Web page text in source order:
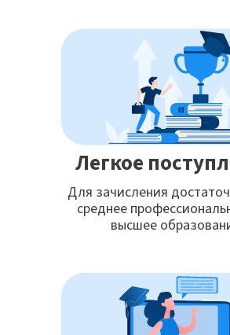
Легкое
Для зачисления
среднее
высшее